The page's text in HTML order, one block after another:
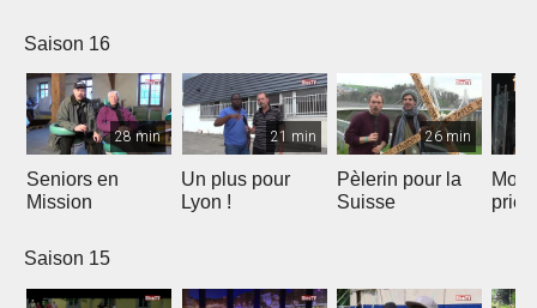
Saison 16
28 min
Seniors en
Mission
21 min
Un plus pour
Lyon !
26 min
Pèlerin pour la
Suisse
Saison 15